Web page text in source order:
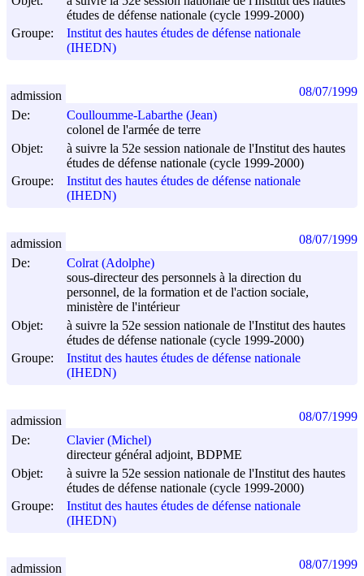
études de défense nationale (cycle 1999-2000)
Groupe:
Institut des hautes études de défense nationale
(IHEDN)
De:
Coulloumme-Labarthe (Jean)
colonel de l'armée de terre
Objet:
à suivre la 52e session nationale de l'Institut des hautes
études de défense nationale (cycle 1999-2000)
Groupe:
Institut des hautes études de défense nationale
(IHEDN)
admission 08/07/1999
De:
Colrat (Adolphe)
sous-directeur des personnels à la direction du
personnel, de la formation et de l'action sociale,
ministère de l'intérieur
Objet:
à suivre la 52e session nationale de l'Institut des hautes
études de défense nationale (cycle 1999-2000)
Groupe:
Institut des hautes études de défense nationale
(IHEDN)
admission 08/07/1999
De:
Clavier (Michel)
directeur général adjoint, BDPME
Objet:
à suivre la 52e session nationale de l'Institut des hautes
études de défense nationale (cycle 1999-2000)
Groupe:
Institut des hautes études de défense nationale
(IHEDN)
admission 08/07/1999
admission 08/07/1999